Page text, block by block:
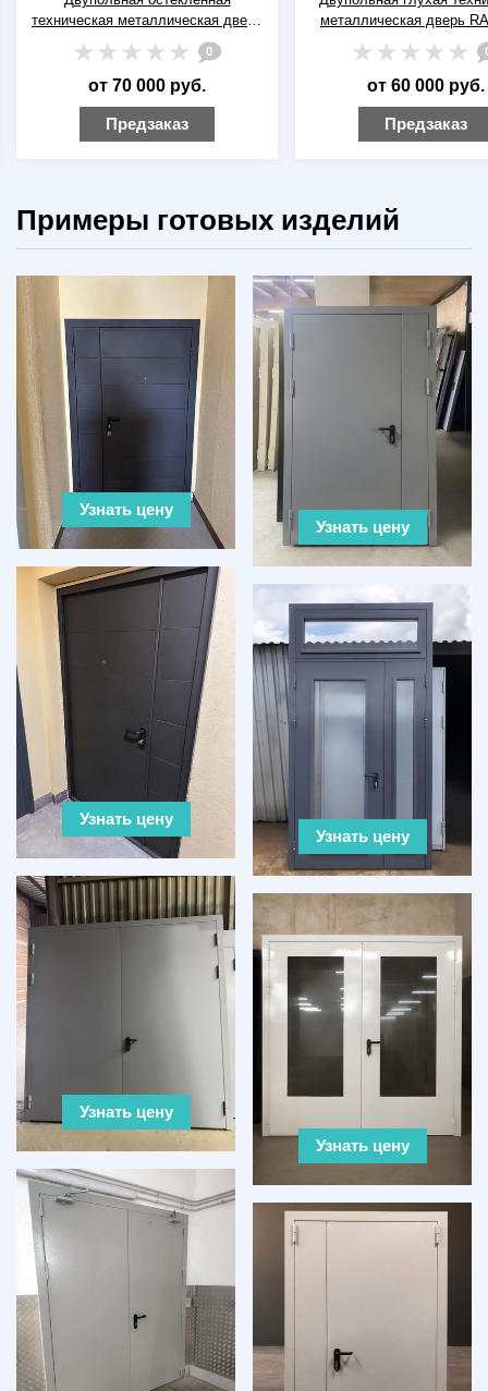
техническая металлическая дверь
RAL 7035 (серая) с широкими
отбойниками
0
от 70 000 руб.
Предзаказ
металлическая дверь
(серая) с широкими
от 60 000 руб.
Предзаказ
Примеры готовых изделий
Узнать цену
Узнать цену
Узнать цену
Узнать цену
Узнать цену
Узнать цену